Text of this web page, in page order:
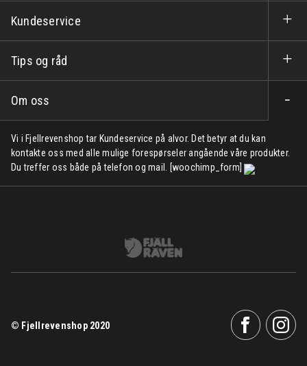
Kundeservice
Tips og råd
Om oss
Vi i Fjellrevenshop tar Kundeservice på alvor. Det betyr at du kan
kontakte oss med alle mulige forespørseler angående våre produkter.
Du treffer oss både på telefon og mail. [woochimp_form]
© Fjellrevenshop 2020